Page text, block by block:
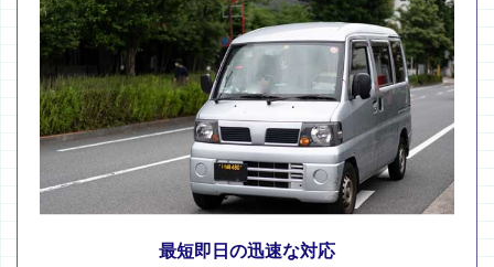
最短即日の迅速な対応